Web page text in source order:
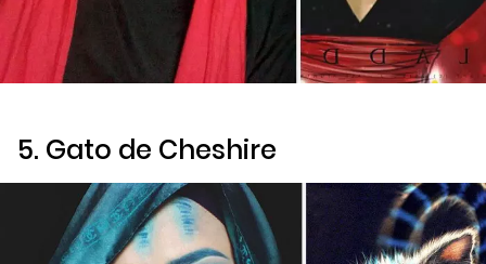
5. Gato de Cheshire